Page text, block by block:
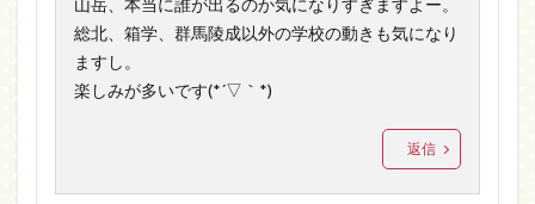
山岳、本当に誰が出るのか気になりすぎますよー。
総北、箱学、群馬陵成以外の学校の動きも気になり
ますし。
楽しみが多いです(*´▽｀*)
返信